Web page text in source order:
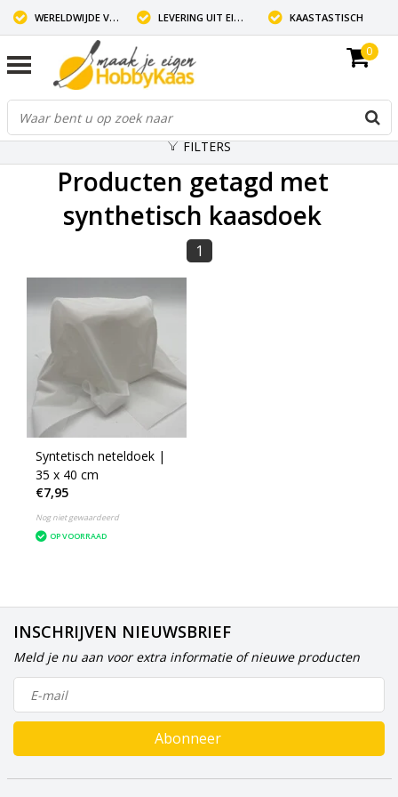
WERELDWIJDE VERZENDING LEVERING UIT EIGEN VOORRAAD KAASTASTISCH
0
FILTERS
Producten getagd met
synthetisch kaasdoek
1
Syntetisch neteldoek |
35 x 40 cm
€7,95
Nog niet gewaardeerd
OP VOORRAAD
INSCHRIJVEN NIEUWSBRIEF
Meld je nu aan voor extra informatie of nieuwe producten
Abonneer